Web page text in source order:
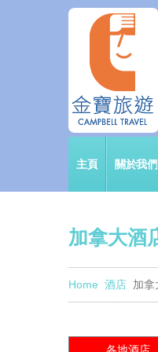
主頁 關於我們
加拿大酒
Home 酒店 加拿